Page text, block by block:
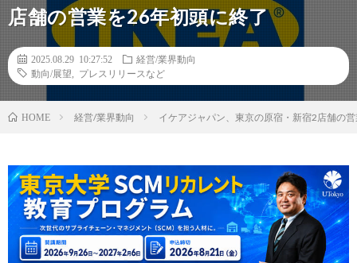
店舗の営業を26年初頭に終了
2025.08.29 10:27:52
経営/業界動向
動向/展望
プレスリリースなど
HOME 経営/業界動向 イケアジャパン、東京の原宿・新宿2店舗の